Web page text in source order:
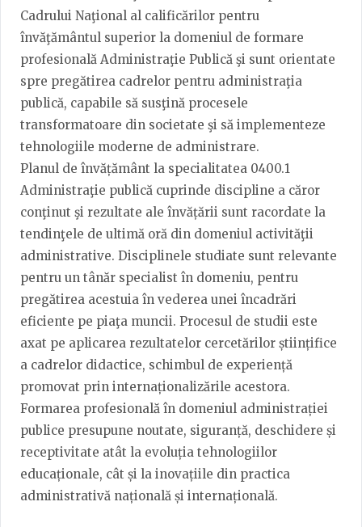
Cadrului Naţional al calificărilor pentru
învăţământul superior la domeniul de formare
profesională Administraţie Publică şi sunt orientate
spre pregătirea cadrelor pentru administraţia
publică, capabile să susţină procesele
transformatoare din societate şi să implementeze
tehnologiile moderne de administrare.
Planul de învățământ la specialitatea 0400.1
Administraţie publică cuprinde discipline a căror
conţinut şi rezultate ale învățării sunt racordate la
tendinţele de ultimă oră din domeniul activităţii
administrative. Disciplinele studiate sunt relevante
pentru un tânăr specialist în domeniu, pentru
pregătirea acestuia în vederea unei încadrări
eficiente pe piaţa muncii. Procesul de studii este
axat pe aplicarea rezultatelor cercetărilor științifice
a cadrelor didactice, schimbul de experiență
promovat prin internaționalizările acestora.
Formarea profesională în domeniul administrației
publice presupune noutate, siguranță, deschidere și
receptivitate atât la evoluția tehnologiilor
educaționale, cât și la inovațiile din practica
administrativă națională și internațională.